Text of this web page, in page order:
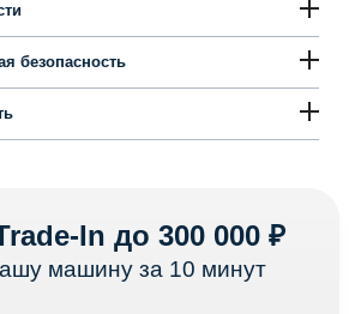
безопасность
In до 300 000 ₽
машину за 10 минут